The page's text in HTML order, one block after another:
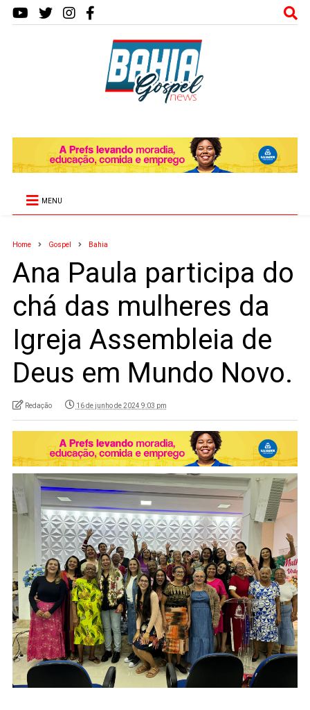
MENU
Home Gospel Bahia
Ana Paula participa do
chá das mulheres da
Igreja Assembleia de
Deus em Mundo Novo.
Redação 16 de junho de 2024 9:03 pm